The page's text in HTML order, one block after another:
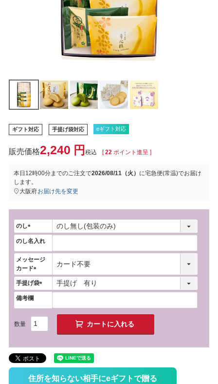
ギフト対応 手提げ袋対応 eギフト対応
2,240 税込 [ 22 ポイント進呈 ]
本日 12時00分までのご注文で2026/08/11（火） に宅急便(常温)でお届け
します。
大阪府お届け先を変更
のし
(
必
須
)
のし名入れ
メッセージ
カード
(
必
須
手提げ袋
(
備考欄
カートに入れる
住所を知らない相手にeギフトで贈る